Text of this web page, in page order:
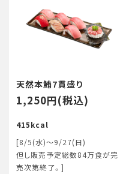
天然本鮪7貫盛り
1,250円(税込)
415kcal
[8/5(水)～9/27(日)
但し販売予定総数84万食が完
売次第終了。]